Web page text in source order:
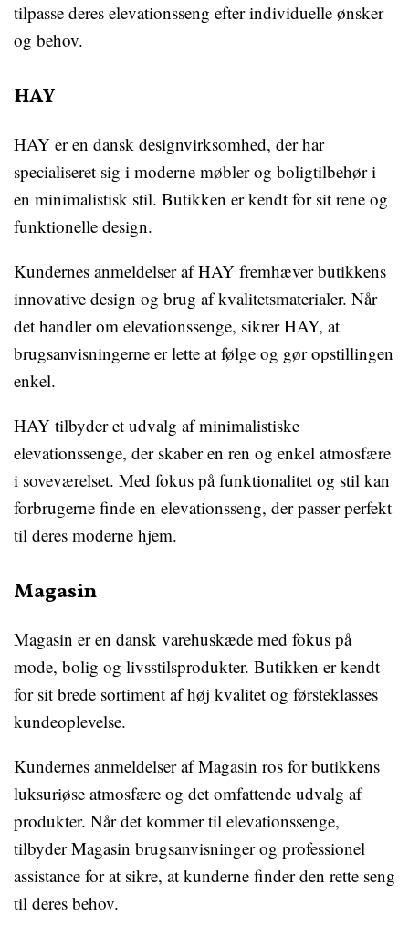
tilpasse deres elevationsseng efter individuelle ønsker
og behov.
HAY
HAY er en dansk designvirksomhed, der har
specialiseret sig i moderne møbler og boligtilbehør i
en minimalistisk stil. Butikken er kendt for sit rene og
funktionelle design.
Kundernes anmeldelser af HAY fremhæver butikkens
innovative design og brug af kvalitetsmaterialer. Når
det handler om elevationssenge, sikrer HAY, at
brugsanvisningerne er lette at følge og gør opstillingen
enkel.
HAY tilbyder et udvalg af minimalistiske
elevationssenge, der skaber en ren og enkel atmosfære
i soveværelset. Med fokus på funktionalitet og stil kan
forbrugerne finde en elevationsseng, der passer perfekt
til deres moderne hjem.
Magasin
Magasin er en dansk varehuskæde med fokus på
mode, bolig og livsstilsprodukter. Butikken er kendt
for sit brede sortiment af høj kvalitet og førsteklasses
kundeoplevelse.
Kundernes anmeldelser af Magasin ros for butikkens
luksuriøse atmosfære og det omfattende udvalg af
produkter. Når det kommer til elevationssenge,
tilbyder Magasin brugsanvisninger og professionel
assistance for at sikre, at kunderne finder den rette seng
til deres behov.